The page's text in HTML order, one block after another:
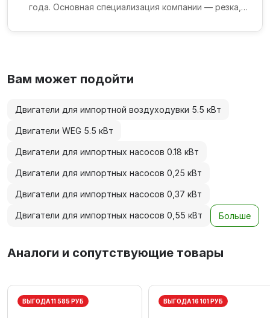
года. Основная специализация компании — резка,
Вам может подойти
Двигатели для импортной воздуходувки 5.5 кВт
Двигатели WEG 5.5 кВт
Двигатели для импортных насосов 0.18 кВт
Двигатели для импортных насосов 0,25 кВт
Двигатели для импортных насосов 0,37 кВт
Двигатели для импортных насосов 0,55 кВт Больше
Аналоги и сопутствующие товары
ВЫГОДА 11 585 РУБ ВЫГОДА 16 101 РУБ